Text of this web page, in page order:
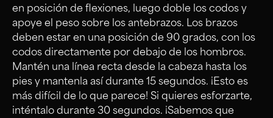
en posición de flexiones, luego doble los codos y
apoye el peso sobre los antebrazos. Los brazos
deben estar en una posición de 90 grados, con los
codos directamente por debajo de los hombros.
Mantén una línea recta desde la cabeza hasta los
pies y mantenla así durante 15 segundos. ¡Esto es
más difícil de lo que parece! Si quieres esforzarte,
inténtalo durante 30 segundos. ¡Sabemos que